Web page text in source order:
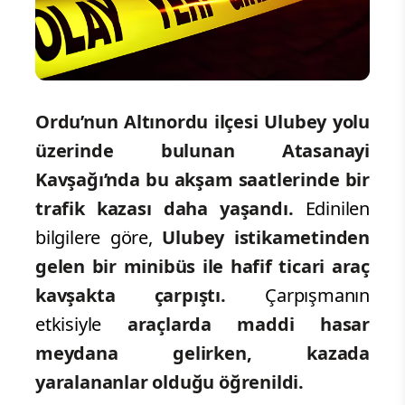
Ordu’nun Altınordu ilçesi Ulubey yolu
üzerinde bulunan Atasanayi
Kavşağı’nda bu akşam saatlerinde bir
trafik kazası daha yaşandı. Edinilen
bilgilere göre, Ulubey istikametinden
gelen bir minibüs ile hafif ticari araç
kavşakta çarpıştı. Çarpışmanın
etkisiyle araçlarda maddi hasar
meydana gelirken, kazada
yaralananlar olduğu öğrenildi.